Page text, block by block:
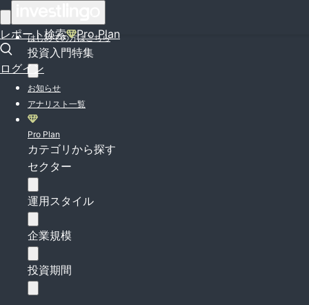
レポート検索 Pro Plan
ログイン
はじめての方はこちら
投資入門特集
お知らせ
アナリスト一覧
Pro Plan
カテゴリから探す
セクター
運用スタイル
企業規模
投資期間